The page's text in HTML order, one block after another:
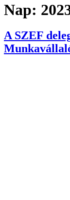
Nap:
A SZEF